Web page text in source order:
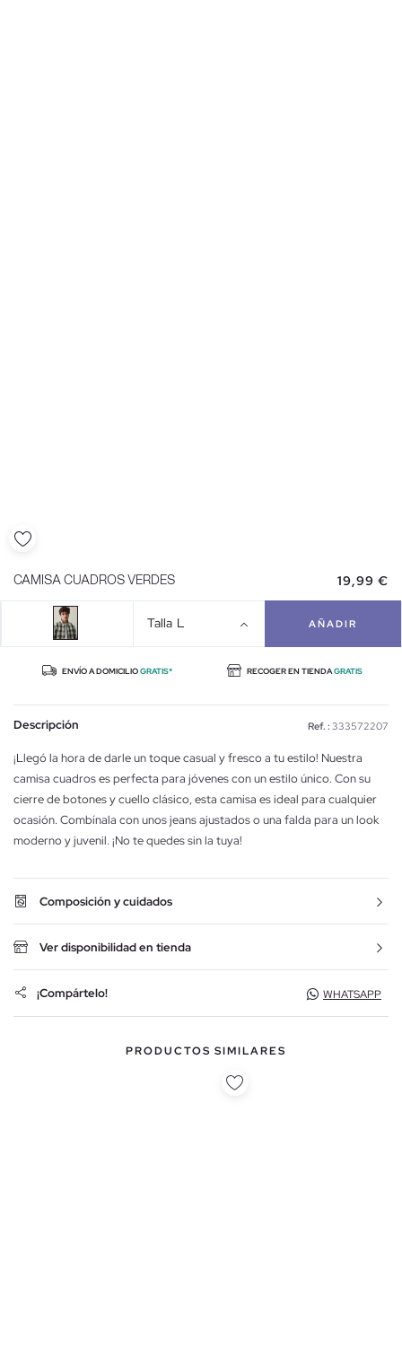
CAMISA CUADROS VERDES 19,99 €
Talla L AÑADIR
ENVÍO A DOMICILIOGRATIS* RECOGER EN TIENDAGRATIS
Descripción Ref. : 333572207
¡Llegó la hora de darle un toque casual y fresco a tu estilo! Nuestra
camisa cuadros es perfecta para jóvenes con un estilo único. Con su
cierre de botones y cuello clásico, esta camisa es ideal para cualquier
ocasión. Combínala con unos jeans ajustados o una falda para un look
moderno y juvenil. ¡No te quedes sin la tuya!
Composición y cuidados
Ver disponibilidad en tienda
¡Compártelo! WHATSAPP
PRODUCTOS SIMILARES